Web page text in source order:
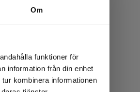
Om
funktioner för
information från din enhet
kombinera informationen